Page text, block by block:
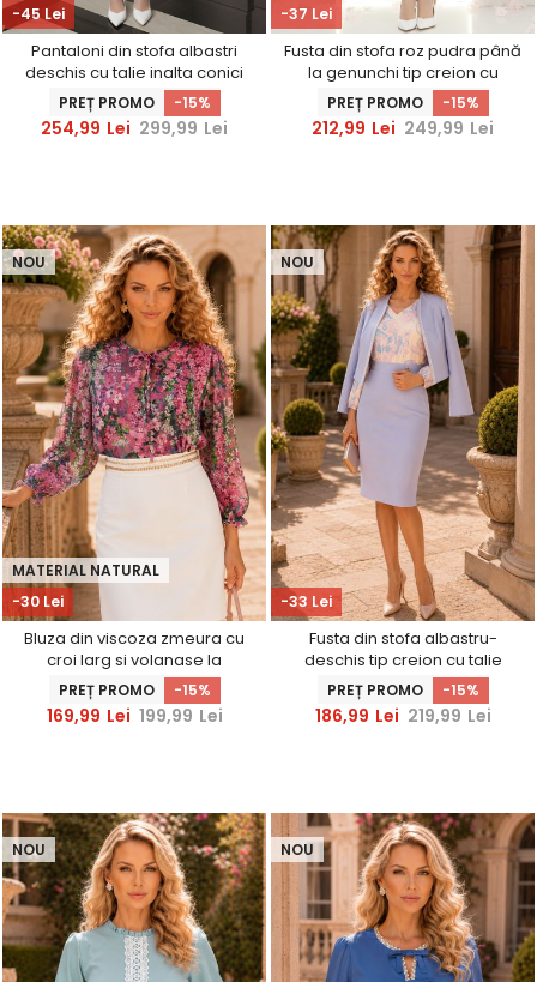
-45 Lei
Pantaloni din stofa albastri
deschis cu talie inalta conici
cu buzunare false -
StarShinerS
PREȚ PROMO -15%
254,99 Lei 299,99 Lei
-37 Lei
Fusta din stofa roz pudra până
la genunchi tip creion cu
dantela in talie- StarShinerS
PREȚ PROMO -15%
212,99 Lei 249,99 Lei
-30 Lei
MATERIAL NATURAL
NOU
Bluza din viscoza zmeura cu
croi larg si volanase la
maneca - StarShinerS
PREȚ PROMO -15%
169,99 Lei 199,99 Lei
-33 Lei
NOU
Fusta din stofa albastru-
deschis tip creion cu talie
inalta - StarShinerS
PREȚ PROMO -15%
186,99 Lei 219,99 Lei
NOU NOU